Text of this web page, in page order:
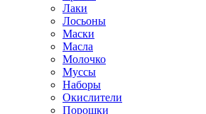
Лаки
Лосьоны
Маски
Масла
Молочко
Муссы
Наборы
Окислители
Порошки